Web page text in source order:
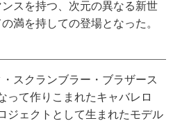
スを持つ、次元の異なる新世
満を持しての登場となった。
スクランブラー・ブラザース
って作りこまれたキャバレロ
ジェクトとして生まれたモデル